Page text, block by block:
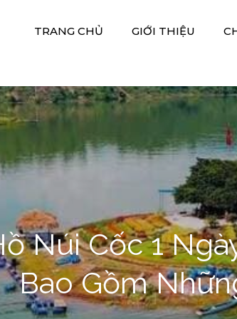
TRANG CHỦ GIỚI THIỆU
Núi Cốc 1
Bao Gồm